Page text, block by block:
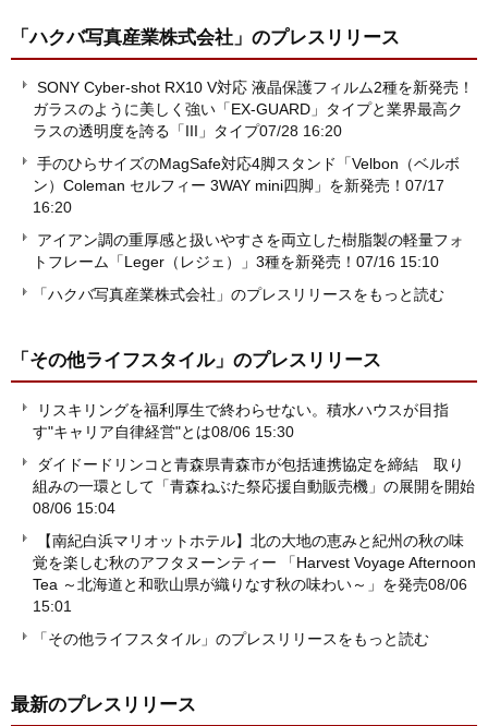
「ハクバ写真産業株式会社」 のプレスリリース
SONY Cyber-shot RX10 V対応 液晶保護フィルム2種を新発売！
ガラスのように美しく強い「EX-GUARD」タイプと業界最高ク
ラスの透明度を誇る「III」タイプ07/28 16:20
手のひらサイズのMagSafe対応4脚スタンド「Velbon（ベルボ
ン）Coleman セルフィー 3WAY mini四脚」を新発売！ 07/17
16:20
アイアン調の重厚感と扱いやすさを両立した樹脂製の軽量フォ
トフレーム「Leger（レジェ）」3種を新発売！ 07/16 15:10
「ハクバ写真産業株式会社」のプレスリリースをもっと読む
「その他ライフスタイル」 のプレスリリース
リスキリングを福利厚生で終わらせない。積水ハウスが目指
す"キャリア自律経営"とは08/06 15:30
ダイドードリンコと青森県青森市が包括連携協定を締結 取り
組みの一環として「青森ねぶた祭応援自動販売機」の展開を開始
08/06 15:04
【南紀白浜マリオットホテル】北の大地の恵みと紀州の秋の味
覚を楽しむ秋のアフタヌーンティー 「Harvest Voyage Afternoon
Tea ～北海道と和歌山県が織りなす秋の味わい～」を発売08/06
15:01
「その他ライフスタイル」のプレスリリースをもっと読む
最新のプレスリリース